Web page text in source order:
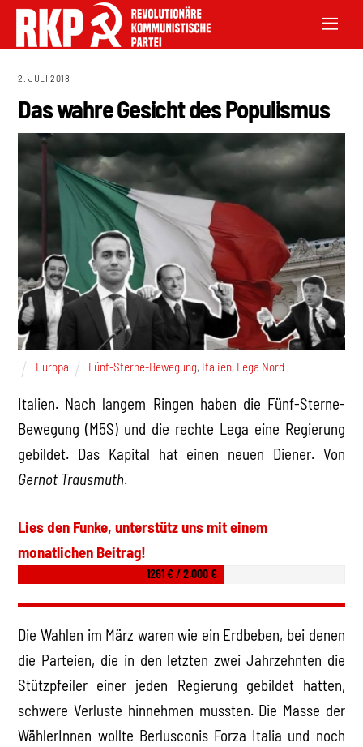
2. JULI 2018
Das wahre Gesicht des Populismus
Europa Fünf-Sterne-Bewegung, Italien, Lega Nord
Italien. Nach langem Ringen haben die Fünf-Sterne-
Bewegung (M5S) und die rechte Lega eine Regierung
gebildet. Das Kapital hat einen neuen Diener. Von
Gernot Trausmuth.
Lies den Funke, unterstütz uns mit einem
monatlichen Beitrag!
1261 € / 2.000 €
Die Wahlen im März waren wie ein Erdbeben, bei denen
die Parteien, die in den letzten zwei Jahrzehnten die
Stützpfeiler einer jeden Regierung gebildet hatten,
schwere Verluste hinnehmen mussten. Die Masse der
WählerInnen wollte Berlusconis Forza Italia und noch